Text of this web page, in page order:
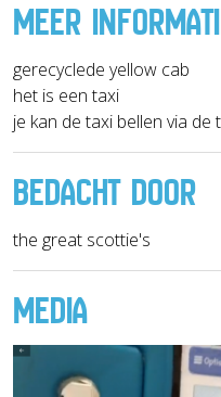
MEER
gerecyclede yellow cab
het is een taxi
je kan de taxi bellen via de
BEDACHT DOOR
the great scottie's
MEDIA